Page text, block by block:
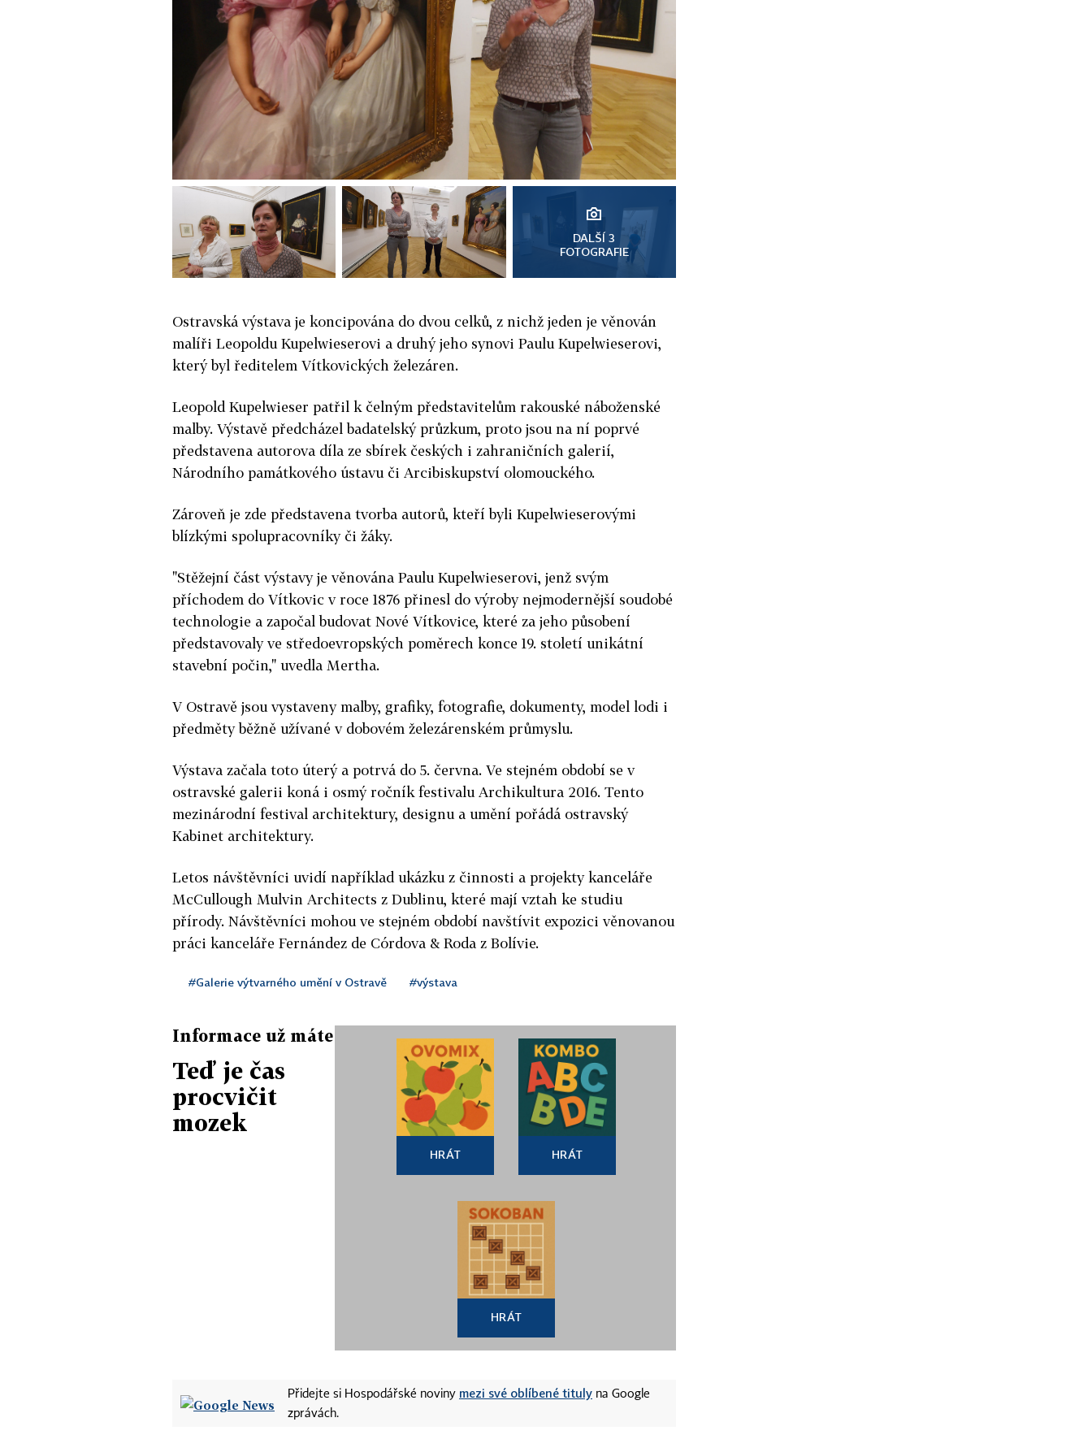
DALŠÍ 3
FOTOGRAFIE
Ostravská výstava je koncipována do dvou celků, z nichž jeden je věnován
malíři Leopoldu Kupelwieserovi a druhý jeho synovi Paulu Kupelwieserovi,
který byl ředitelem Vítkovických železáren.
Leopold Kupelwieser patřil k čelným představitelům rakouské náboženské
malby. Výstavě předcházel badatelský průzkum, proto jsou na ní poprvé
představena autorova díla ze sbírek českých i zahraničních galerií,
Národního památkového ústavu či Arcibiskupství olomouckého.
Zároveň je zde představena tvorba autorů, kteří byli Kupelwieserovými
blízkými spolupracovníky či žáky.
"Stěžejní část výstavy je věnována Paulu Kupelwieserovi, jenž svým
příchodem do Vítkovic v roce 1876 přinesl do výroby nejmodernější soudobé
technologie a započal budovat Nové Vítkovice, které za jeho působení
představovaly ve středoevropských poměrech konce 19. století unikátní
stavební počin," uvedla Mertha.
V Ostravě jsou vystaveny malby, grafiky, fotografie, dokumenty, model lodi i
předměty běžně užívané v dobovém železárenském průmyslu.
Výstava začala toto úterý a potrvá do 5. června. Ve stejném období se v
ostravské galerii koná i osmý ročník festivalu Archikultura 2016. Tento
mezinárodní festival architektury, designu a umění pořádá ostravský
Kabinet architektury.
Letos návštěvníci uvidí například ukázku z činnosti a projekty kanceláře
McCullough Mulvin Architects z Dublinu, které mají vztah ke studiu
přírody. Návštěvníci mohou ve stejném období navštívit expozici věnovanou
práci kanceláře Fernández de Córdova & Roda z Bolívie.
#Galerie výtvarného umění v Ostravě #výstava
Informace už máte
Teď je čas
procvičit
mozek
HRÁT HRÁT
HRÁT
Přidejte si Hospodářské noviny mezi své oblíbené tituly na Google
zprávách.